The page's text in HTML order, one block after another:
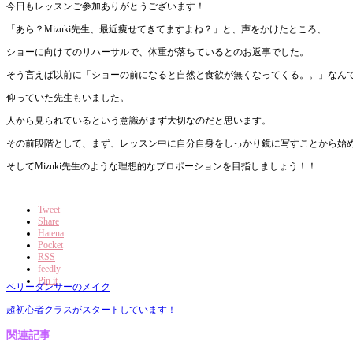
今日もレッスンご参加ありがとうございます！
「あら？Mizuki先生、最近痩せてきてますよね？」と、声をかけたところ、
ショーに向けてのリハーサルで、体重が落ちているとのお返事でした。
そう言えば以前に「ショーの前になると自然と食欲が無くなってくる。。」なん
仰っていた先生もいました。
人から見られているという意識がまず大切なのだと思います。
その前段階として、まず、レッスン中に自分自身をしっかり鏡に写すことから始
そしてMizuki先生のような理想的なプロポーションを目指しましょう！！
Tweet
Share
Hatena
Pocket
RSS
feedly
Pin it
ベリーダンサーのメイク
超初心者クラスがスタートしています！
関連記事